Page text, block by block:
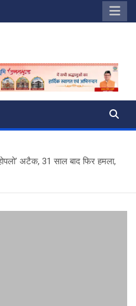
अटैक, 31 साल बाद फिर हमला,